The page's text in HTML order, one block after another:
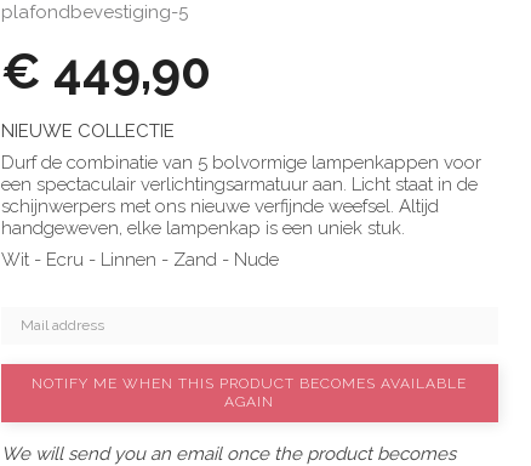
plafondbevestiging-5
€ 449,90
NIEUWE COLLECTIE
Durf de combinatie van 5 bolvormige lampenkappen voor
een spectaculair verlichtingsarmatuur aan. Licht staat in de
schijnwerpers met ons nieuwe verfijnde weefsel. Altijd
handgeweven, elke lampenkap is een uniek stuk.
Wit - Ecru - Linnen - Zand - Nude
NOTIFY ME WHEN THIS PRODUCT BECOMES AVAILABLE
AGAIN
We will send you an email once the product becomes